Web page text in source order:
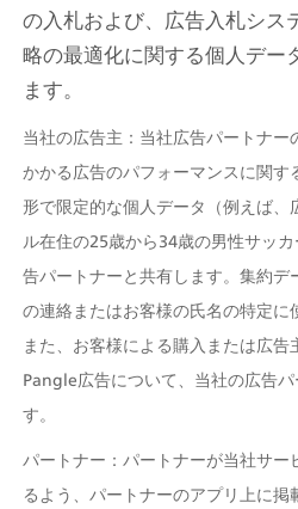
の入札および、広告入札シス
略の最適化に関する個人デー
ます。
当社の広告主：当社広告パートナ
かかる広告のパフォーマンスに関す
形で限定的な個人データ（例えば、
ル在住の25歳から34歳の男性サッ
告パートナーと共有します。集約デ
の連絡またはお客様の氏名の特定に
また、お客様による購入または広告
Pangle広告について、当社の広告
す。
パートナー：パートナーが当社サー
るよう、パートナーのアプリ上に掲